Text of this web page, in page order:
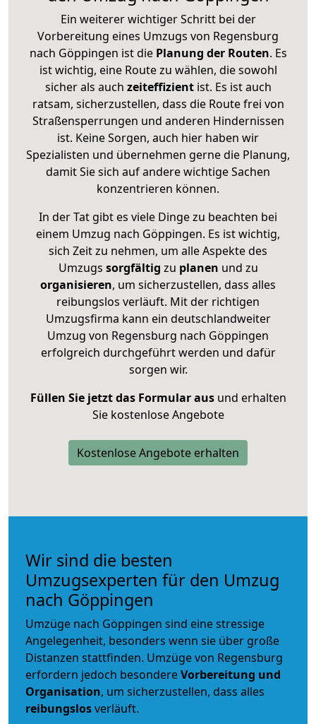
Ein weiterer wichtiger Schritt bei der
Vorbereitung eines Umzugs von Regensburg
nach Göppingen ist diePlanung der Routen. Es
ist wichtig, eine Route zu wählen, die sowohl
sicher als auch zeiteffizientist. Es ist auch
ratsam, sicherzustellen, dass die Route frei von
Straßensperrungen und anderen Hindernissen
ist. Keine Sorgen, auch hier haben wir
Spezialisten und übernehmen gerne die Planung,
damit Sie sich auf andere wichtige Sachen
konzentrieren können.
In der Tat gibt es viele Dinge zu beachten bei
einem Umzug nach Göppingen. Es ist wichtig,
sich Zeit zu nehmen, um alle Aspekte des
Umzugs sorgfältig zu planen und zu
organisieren, um sicherzustellen, dass alles
reibungslos verläuft. Mit der richtigen
Umzugsfirma kann ein deutschlandweiter
Umzug von Regensburg nach Göppingen
erfolgreich durchgeführt werden und dafür
sorgen wir.
Füllen Sie jetzt das Formular ausund erhalten
Sie kostenlose Angebote
Kostenlose Angebote erhalten
Wir sind die besten
Umzugsexperten für den Umzug
nach Göppingen
Umzüge nach Göppingen sind eine stressige
Angelegenheit, besonders wenn sie über große
Distanzen stattfinden. Umzüge von Regensburg
erfordern jedoch besondereVorbereitung und
Organisation, um sicherzustellen, dass alles
reibungslosverläuft.